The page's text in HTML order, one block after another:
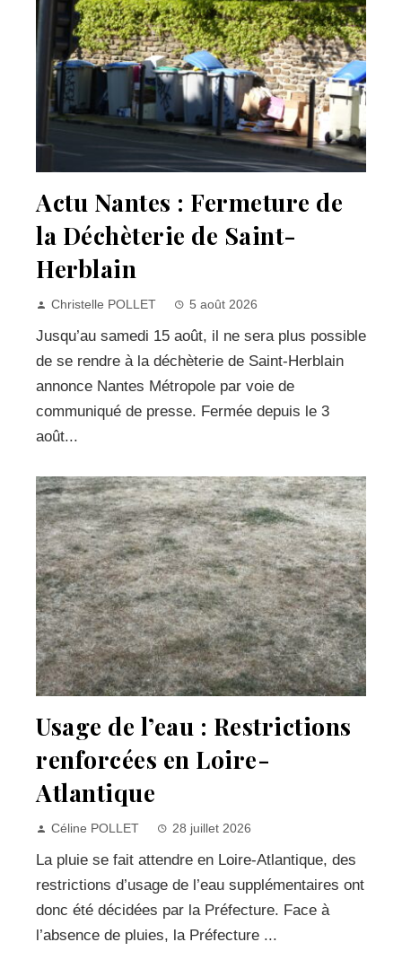
Actu Nantes : Fermeture de
la Déchèterie de Saint-
Herblain
Christelle POLLET 5 août 2026
Jusqu’au samedi 15 août, il ne sera plus possible
de se rendre à la déchèterie de Saint-Herblain
annonce Nantes Métropole par voie de
communiqué de presse. Fermée depuis le 3
août...
Usage de l’eau : Restrictions
renforcées en Loire-
Atlantique
Céline POLLET 28 juillet 2026
La pluie se fait attendre en Loire-Atlantique, des
restrictions d’usage de l’eau supplémentaires ont
donc été décidées par la Préfecture. Face à
l’absence de pluies, la Préfecture ...